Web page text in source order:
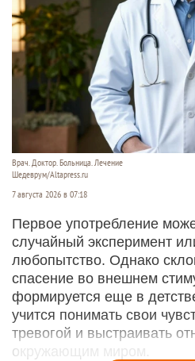
Врач. Доктор. Больница. Лечение
Шедеврум/Altapress.ru
7 августа 2026 в 07:18
Первое употребление
случайный эксперимент
любопытство. Однако
спасение во внешнем
формируется еще в
учится понимать свои
тревогой и выстраивать
окружающим миром.